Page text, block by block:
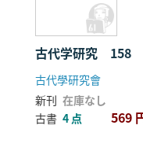
古代学研究 158
古代學研究會
新刊 在庫なし
古書 4 点 569